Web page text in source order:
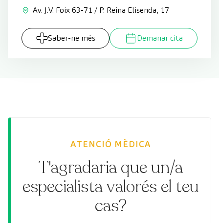
Av. J.V. Foix 63-71 / P. Reina Elisenda, 17
Saber-ne més Demanar cita
ATENCIÓ MÈDICA
T'agradaria que un/a
especialista valorés el teu
cas?